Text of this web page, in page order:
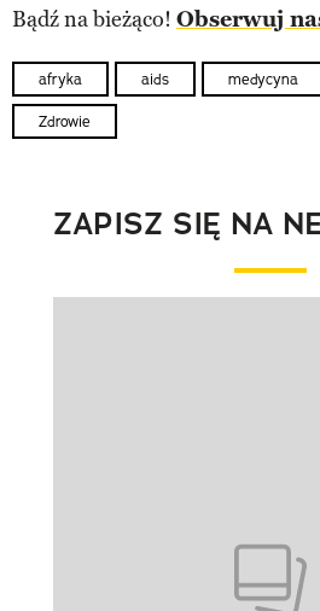
Bądź na bieżąco! Obserwuj
afryka aids medycyna
Zdrowie
ZAPISZ SIĘ NA